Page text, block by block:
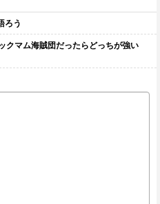
ろう
クマム海賊団だったらどっちが強い